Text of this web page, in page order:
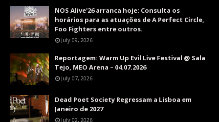
NOS Alive'26 arranca hoje: Consulta os
horários para as atuações de A Perfect Circle,
Foo Fighters entre outros.
July 09, 2026
Reportagem: Warm Up Evil Live Festival @ Sala
Tejo, MEO Arena – 04.07.2026
July 07, 2026
Dead Poet Society Regressam a Lisboa em
Janeiro de 2027
July 02, 2026